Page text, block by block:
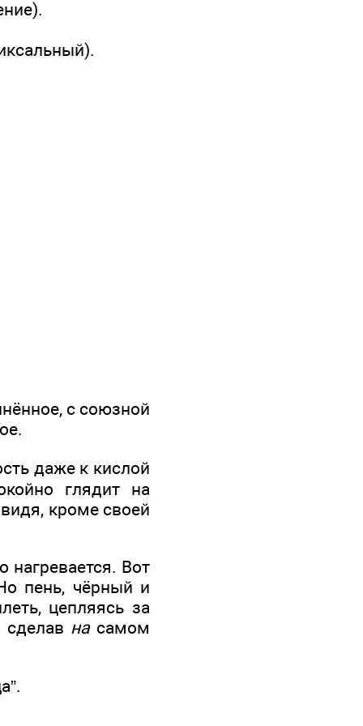
с союзной
даже к кислой
глядит на
кроме своей
нагревается. Вот
пень, чёрный и
цепляясь за
на самом